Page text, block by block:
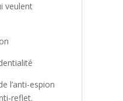
veulent
l’anti-espion
reflet.